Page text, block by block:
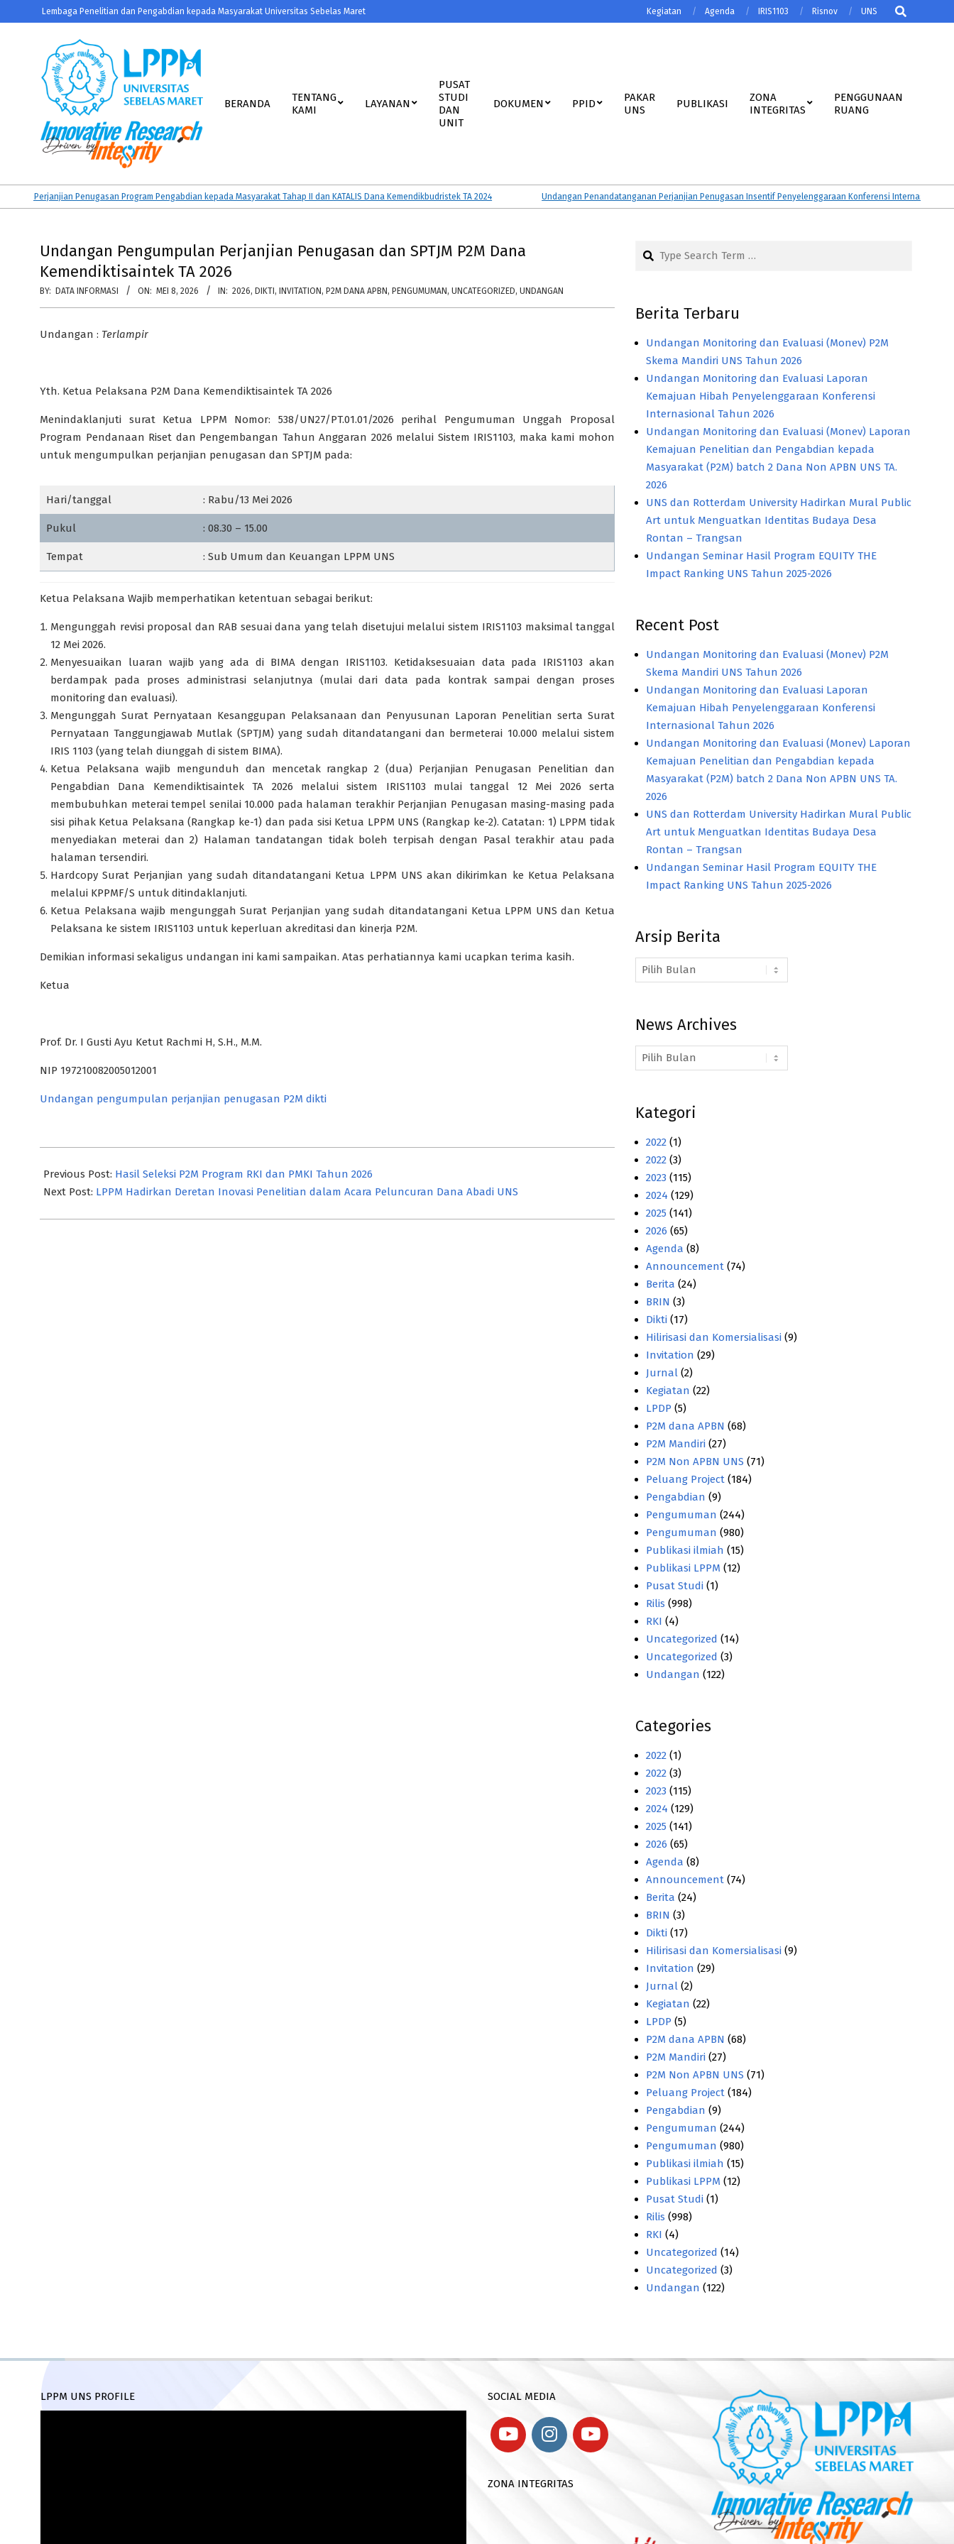
to
Lembaga Penelitian dan Pengabdian kepada Masyarakat Universitas Sebelas Maret Kegiatan Agenda IRIS1103 Risnov UNS
Search
LPPM
UNS
BERANDA
TENTANG
KAMI
LAYANAN
PUSAT
STUDI
DAN
UNIT
DOKUMEN PPID
PAKAR
UNS
PUBLIKASI
ZONA
INTEGRITAS
PENGGUNAAN
RUANG
Perjanjian Penugasan Program Pengabdian kepada Masyarakat Tahap II dan KATALIS Dana Kemendikbudristek TA 2024 Undangan Penandatanganan Perjanjian Penugasan Insentif Penyelenggaraan Konferensi Internasional Tahun
Undangan Pengumpulan Perjanjian Penugasan dan SPTJM P2M Dana
Kemendiktisaintek TA 2026
BY: DATA INFORMASI ON: MEI 8, 2026 IN: 2026, DIKTI , INVITATION , P2M DANA APBN , PENGUMUMAN , UNCATEGORIZED, UNDANGAN
Undangan : Terlampir
Yth. Ketua Pelaksana P2M Dana Kemendiktisaintek TA 2026
Menindaklanjuti surat Ketua LPPM Nomor: 538/UN27/PT.01.01/2026 perihal Pengumuman Unggah Proposal
Program Pendanaan Riset dan Pengembangan Tahun Anggaran 2026 melalui Sistem IRIS1103, maka kami mohon
untuk mengumpulkan perjanjian penugasan dan SPTJM pada:
Hari/tanggal : Rabu/13 Mei 2026
Pukul : 08.30 – 15.00
Tempat : Sub Umum dan Keuangan LPPM UNS
Ketua Pelaksana Wajib memperhatikan ketentuan sebagai berikut:
Mengunggah revisi proposal dan RAB sesuai dana yang telah disetujui melalui sistem IRIS1103 maksimal tanggal
12 Mei 2026.
Menyesuaikan luaran wajib yang ada di BIMA dengan IRIS1103. Ketidaksesuaian data pada IRIS1103 akan
berdampak pada proses administrasi selanjutnya (mulai dari data pada kontrak sampai dengan proses
monitoring dan evaluasi).
Mengunggah Surat Pernyataan Kesanggupan Pelaksanaan dan Penyusunan Laporan Penelitian serta Surat
Pernyataan Tanggungjawab Mutlak (SPTJM) yang sudah ditandatangani dan bermeterai 10.000 melalui sistem
IRIS 1103 (yang telah diunggah di sistem BIMA).
Ketua Pelaksana wajib mengunduh dan mencetak rangkap 2 (dua) Perjanjian Penugasan Penelitian dan
Pengabdian Dana Kemendiktisaintek TA 2026 melalui sistem IRIS1103 mulai tanggal 12 Mei 2026 serta
membubuhkan meterai tempel senilai 10.000 pada halaman terakhir Perjanjian Penugasan masing-masing pada
sisi pihak Ketua Pelaksana (Rangkap ke-1) dan pada sisi Ketua LPPM UNS (Rangkap ke-2). Catatan: 1) LPPM tidak
menyediakan meterai dan 2) Halaman tandatangan tidak boleh terpisah dengan Pasal terakhir atau pada
halaman tersendiri.
Hardcopy Surat Perjanjian yang sudah ditandatangani Ketua LPPM UNS akan dikirimkan ke Ketua Pelaksana
melalui KPPMF/S untuk ditindaklanjuti.
Ketua Pelaksana wajib mengunggah Surat Perjanjian yang sudah ditandatangani Ketua LPPM UNS dan Ketua
Pelaksana ke sistem IRIS1103 untuk keperluan akreditasi dan kinerja P2M.
Demikian informasi sekaligus undangan ini kami sampaikan. Atas perhatiannya kami ucapkan terima kasih.
Ketua
Prof. Dr. I Gusti Ayu Ketut Rachmi H, S.H., M.M.
NIP 197210082005012001
Undangan pengumpulan perjanjian penugasan P2M dikti
05-
08
Previous Post: Hasil Seleksi P2M Program RKI dan PMKI Tahun 2026
Next Post: LPPM Hadirkan Deretan Inovasi Penelitian dalam Acara Peluncuran Dana Abadi UNS
Search
Berita Terbaru
Undangan Monitoring dan Evaluasi (Monev) P2M
Skema Mandiri UNS Tahun 2026
Undangan Monitoring dan Evaluasi Laporan
Kemajuan Hibah Penyelenggaraan Konferensi
Internasional Tahun 2026
Undangan Monitoring dan Evaluasi (Monev) Laporan
Kemajuan Penelitian dan Pengabdian kepada
Masyarakat (P2M) batch 2 Dana Non APBN UNS TA.
2026
UNS dan Rotterdam University Hadirkan Mural Public
Art untuk Menguatkan Identitas Budaya Desa
Rontan – Trangsan
Undangan Seminar Hasil Program EQUITY THE
Impact Ranking UNS Tahun 2025-2026
Recent Post
Undangan Monitoring dan Evaluasi (Monev) P2M
Skema Mandiri UNS Tahun 2026
Undangan Monitoring dan Evaluasi Laporan
Kemajuan Hibah Penyelenggaraan Konferensi
Internasional Tahun 2026
Undangan Monitoring dan Evaluasi (Monev) Laporan
Kemajuan Penelitian dan Pengabdian kepada
Masyarakat (P2M) batch 2 Dana Non APBN UNS TA.
2026
UNS dan Rotterdam University Hadirkan Mural Public
Art untuk Menguatkan Identitas Budaya Desa
Rontan – Trangsan
Undangan Seminar Hasil Program EQUITY THE
Impact Ranking UNS Tahun 2025-2026
Arsip Berita
Arsip
Berita
News Archives
News
Archives
Kategori
2022 (1)
2022 (3)
2023 (115)
2024 (129)
2025 (141)
2026 (65)
Agenda (8)
Announcement (74)
Berita (24)
BRIN (3)
Dikti (17)
Hilirisasi dan Komersialisasi (9)
Invitation (29)
Jurnal (2)
Kegiatan (22)
LPDP (5)
P2M dana APBN (68)
P2M Mandiri (27)
P2M Non APBN UNS (71)
Peluang Project (184)
Pengabdian (9)
Pengumuman (244)
Pengumuman (980)
Publikasi ilmiah (15)
Publikasi LPPM (12)
Pusat Studi (1)
Rilis (998)
RKI (4)
Uncategorized (14)
Uncategorized (3)
Undangan (122)
Categories
2022 (1)
2022 (3)
2023 (115)
2024 (129)
2025 (141)
2026 (65)
Agenda (8)
Announcement (74)
Berita (24)
BRIN (3)
Dikti (17)
Hilirisasi dan Komersialisasi (9)
Invitation (29)
Jurnal (2)
Kegiatan (22)
LPDP (5)
P2M dana APBN (68)
P2M Mandiri (27)
P2M Non APBN UNS (71)
Peluang Project (184)
Pengabdian (9)
Pengumuman (244)
Pengumuman (980)
Publikasi ilmiah (15)
Publikasi LPPM (12)
Pusat Studi (1)
Rilis (998)
RKI (4)
Uncategorized (14)
Uncategorized (3)
Undangan (122)
LPPM UNS PROFILE
SOCIAL MEDIA
ZONA INTEGRITAS